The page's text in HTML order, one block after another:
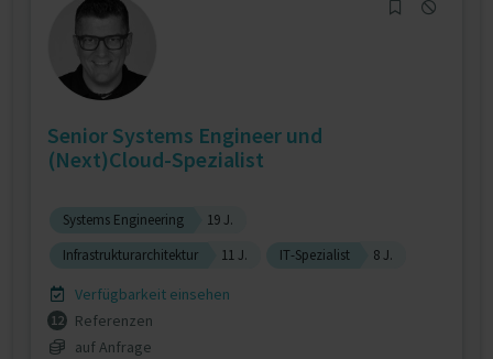
Senior Systems Engineer und
(Next)Cloud-Spezialist
Systems Engineering
19 J.
Infrastrukturarchitektur
11 J. IT-Spezialist 8 J.
Verfügbarkeit einsehen
12
Referenzen
auf Anfrage